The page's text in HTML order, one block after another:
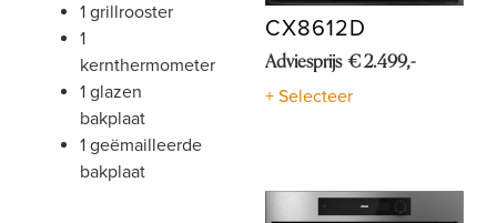
1 grillrooster
1
kernthermometer
1 glazen
bakplaat
1 geëmailleerde
bakplaat
CX8612D
Adviesprijs € 2.499,-
+ Selecteer